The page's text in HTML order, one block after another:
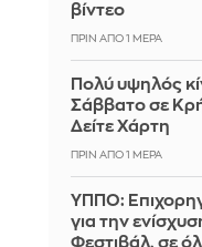
βίντεο
ΠΡΙΝ ΑΠΌ 1 ΜΈΡΑ
Πολύ υψηλός
Σάββατο σε
Δείτε Χάρτη
ΠΡΙΝ ΑΠΌ 1 ΜΈΡΑ
ΥΠΠΟ:
για την
Φεστιβάλ, σε